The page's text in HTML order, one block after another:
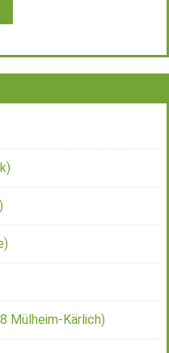
Mülheim-Kärlich)